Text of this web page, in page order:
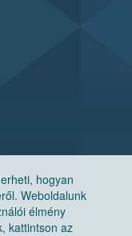
hogyan
Weboldalunk
élmény
kattintson az